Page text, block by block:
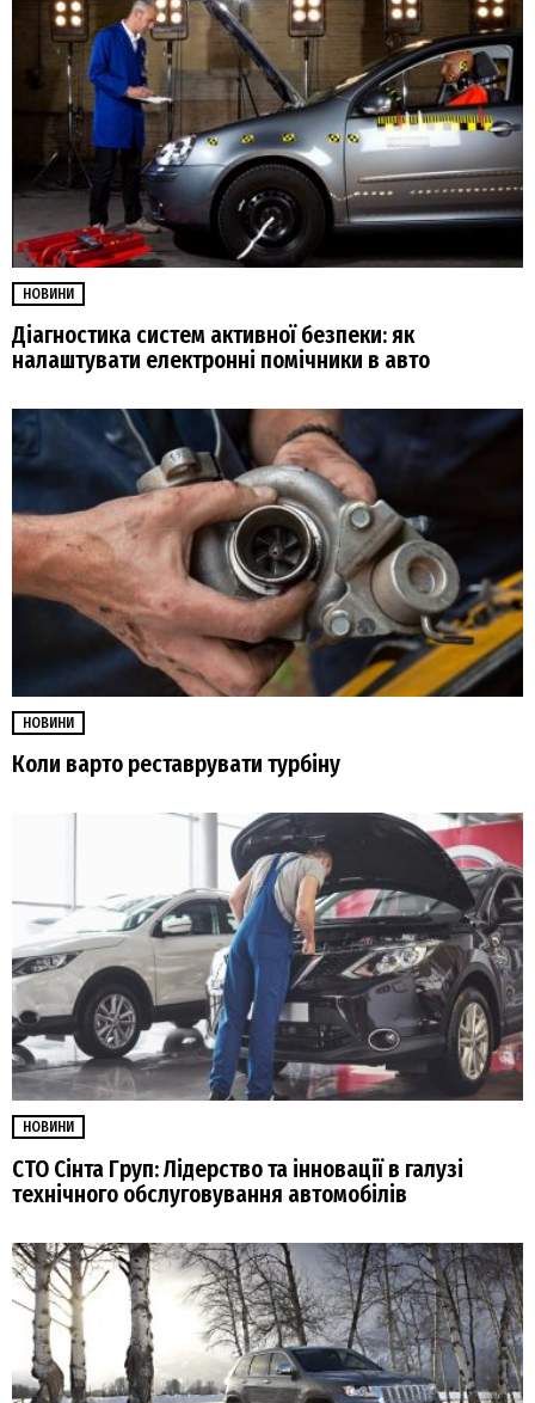
НОВИНИ
Діагностика систем активної безпеки: як
налаштувати електронні помічники в авто
НОВИНИ
Коли варто реставрувати турбіну
НОВИНИ
СТО Сінта Груп: Лідерство та інновації в галузі
технічного обслуговування автомобілів